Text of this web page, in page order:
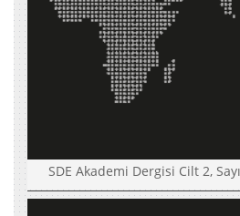
SDE Akademi Dergisi Cilt 2,